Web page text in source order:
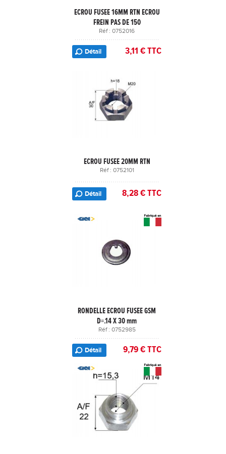
ECROU FUSEE 16MM RTN ECROU
FREIN PAS DE 150
Réf : 0752016
Détail 3,11 € TTC
ECROU FUSEE 20MM RTN
Réf : 0752101
Détail 8,28 € TTC
RONDELLE ECROU FUSEE GSM
D=.14 X 30 mm
Réf : 0752985
Détail 9,79 € TTC